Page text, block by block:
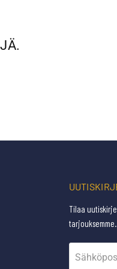
Tilaa
tarjouksemme.